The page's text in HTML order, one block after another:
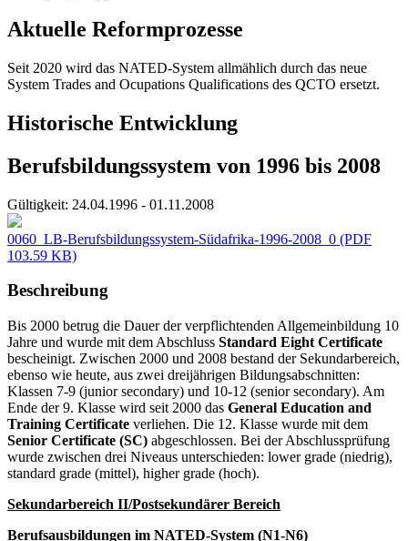
Aktuelle Reformprozesse
Seit 2020 wird das NATED-System allmählich durch das neue
System Trades and Ocupations Qualifications des QCTO ersetzt.
Historische Entwicklung
Berufsbildungssystem von 1996 bis 2008
Gültigkeit: 24.04.1996 - 01.11.2008
0060_LB-Berufsbildungssystem-Südafrika-1996-2008_0 (PDF
103.59 KB)
Beschreibung
Bis 2000 betrug die Dauer der verpflichtenden Allgemeinbildung 10
Jahre und wurde mit dem Abschluss Standard Eight Certificate
bescheinigt. Zwischen 2000 und 2008 bestand der Sekundarbereich,
ebenso wie heute, aus zwei dreijährigen Bildungsabschnitten:
Klassen 7-9 (junior secondary) und 10-12 (senior secondary). Am
Ende der 9. Klasse wird seit 2000 das General Education and
Training Certificate verliehen. Die 12. Klasse wurde mit dem
Senior Certificate (SC) abgeschlossen. Bei der Abschlussprüfung
wurde zwischen drei Niveaus unterschieden: lower grade (niedrig),
standard grade (mittel), higher grade (hoch).
Sekundarbereich II/Postsekundärer Bereich
Berufsausbildungen im NATED-System (N1-N6)